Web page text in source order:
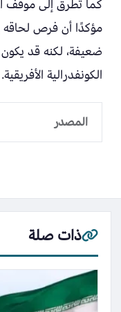
كما تطرق إلى موقف
مؤكدًا أن فرص لحاقه
ضعيفة، لكنه قد
الكونفدرالية الأفريقية.
المصدر
ذات صلة